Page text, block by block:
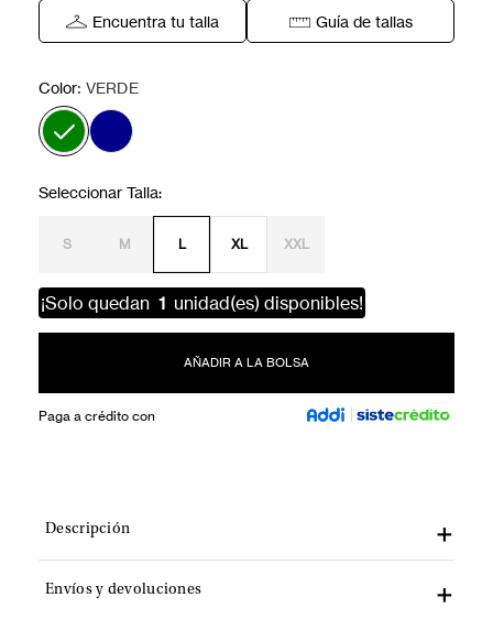
Encuentra tu talla Guía de tallas
Color: VERDE
S M L XL XXL
¡Solo quedan 1 unidad(es) disponibles!
AÑADIR A LA BOLSA
Paga a crédito con
Descripción
Envíos y devoluciones